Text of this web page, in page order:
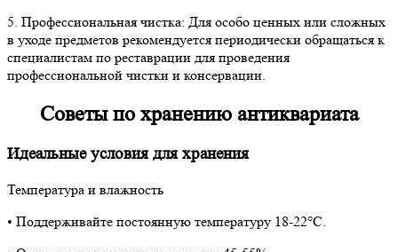
5. Профессиональная чистка: Для особо ценных или сложных
в уходе предметов рекомендуется периодически обращаться к
специалистам по реставрации для проведения
профессиональной чистки и консервации.
Советы по хранению антиквариата
Идеальные условия для хранения
Температура и влажность
• Поддерживайте постоянную температуру 18-22°C.